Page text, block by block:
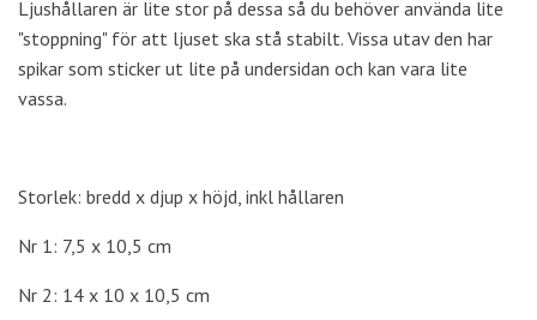
Ljushållaren är lite stor på dessa så du behöver använda lite
"stoppning" för att ljuset ska stå stabilt. Vissa utav den har
spikar som sticker ut lite på undersidan och kan vara lite
vassa.
Storlek: bredd x djup x höjd, inkl hållaren
Nr 1: 7,5 x 10,5 cm
Nr 2: 14 x 10 x 10,5 cm